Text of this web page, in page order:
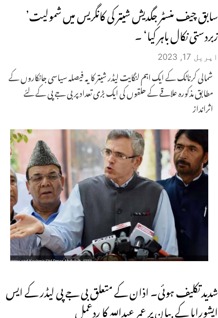
سابق چیف منسٹر جگدیش شیتر کی کانگریس میں شمولیت’
زبردستی نکال باہر کیا‘ ۔
اپریل 17, 2023
شمالی کرناٹک کے ایک اہم لنگایت لیڈر شیتر کا یہ فیصلہ سیاسی جانکاروں کے
مطابق مذکورہ علاقے کے حلقوں کی ایک بڑی تعداد پر بی جے پی کے لئے
اثرانداز
شدید تکلیف ہوئی۔ اذان کے متعلق بی جے پی لیڈر کے ایس
ایشوراپا کے بیان پر عمر عبداللہ کا ردعمل